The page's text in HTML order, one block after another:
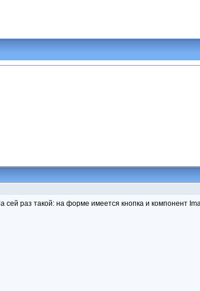
раз такой: на форме имеется кнопка и компонент